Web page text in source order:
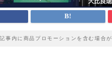
記事内に商品プロモーションを含む場合